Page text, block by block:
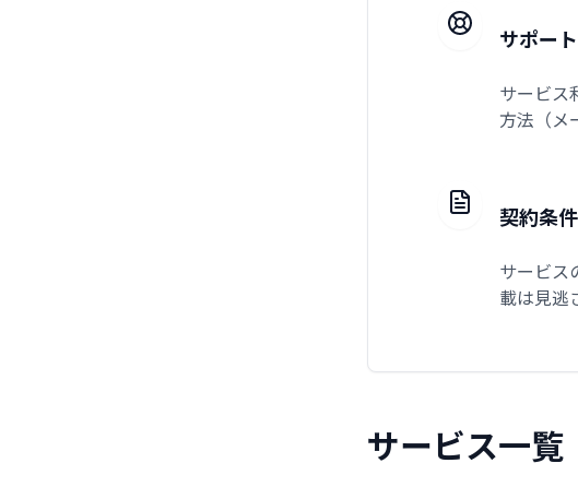
サポー
サービス
方法（メ
契約条
サービス
載は見逃
サービス一覧